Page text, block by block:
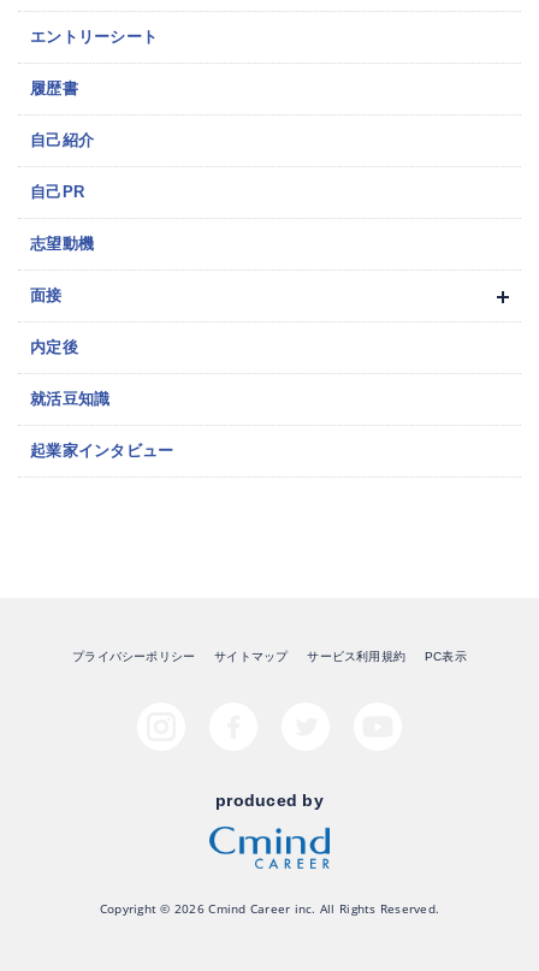
エントリーシート
履歴書
自己紹介
自己PR
志望動機
面接
内定後
就活豆知識
起業家インタビュー
プライバシーポリシー サイトマップ サービス利用規約 PC表示
produced by
Copyright © 2026 Cmind Career inc. All Rights Reserved.